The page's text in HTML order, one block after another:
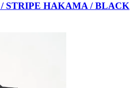
STRIPE HAKAMA / BLACK